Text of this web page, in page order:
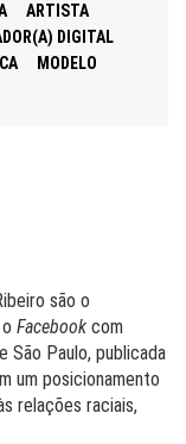
ARTISTA
DIGITAL
MODELO
são o
Facebook com
São Paulo, publicada
um posicionamento
relações raciais,